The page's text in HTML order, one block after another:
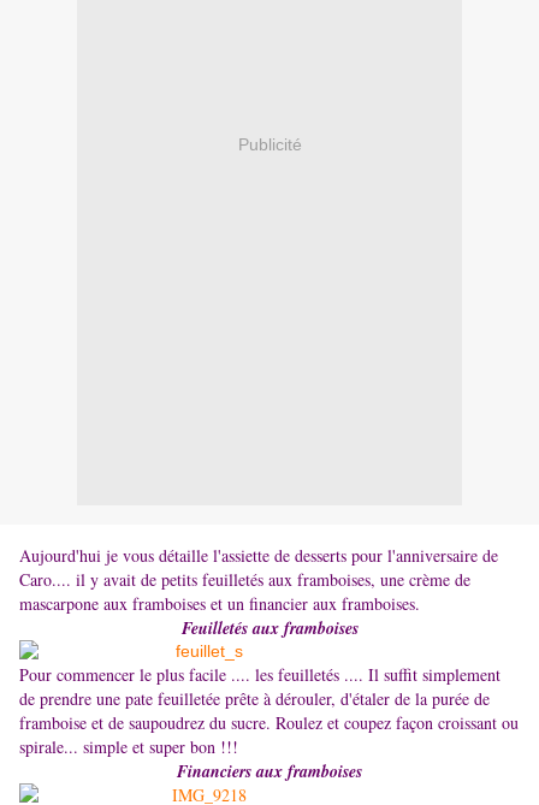
Publicité
Aujourd'hui je vous détaille l'assiette de desserts pour l'anniversaire de
Caro.... il y avait de petits feuilletés aux framboises, une crème de
mascarpone aux framboises et un financier aux framboises.
Feuilletés aux framboises
Pour commencer le plus facile .... les feuilletés .... Il suffit simplement
de prendre une pate feuilletée prête à dérouler, d'étaler de la purée de
framboise et de saupoudrez du sucre. Roulez et coupez façon croissant ou
spirale... simple et super bon !!!
Financiers aux framboises